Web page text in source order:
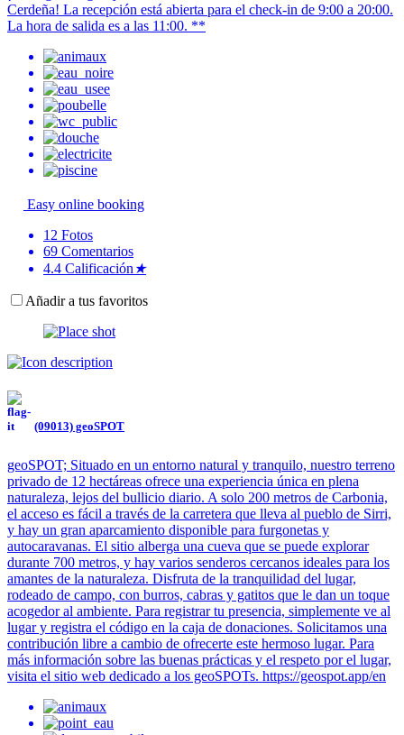
Cerdeña! La recepción está abierta para el check-in de 9:00 a 20:00.
La hora de salida es a las 11:00. **
Easy online booking
12 Fotos
69 Comentarios
4.4 Calificación ★
Añadir a tus favoritos
(09013) geoSPOT
geoSPOT; Situado en un entorno natural y tranquilo, nuestro terreno
privado de 12 hectáreas ofrece una experiencia única en plena
naturaleza, lejos del bullicio diario. A solo 200 metros de Carbonia,
el acceso es fácil a través de la carretera que lleva al pueblo de Sirri,
y hay un gran aparcamiento disponible para furgonetas y
autocaravanas. El sitio alberga una cueva que se puede explorar
durante 700 metros, y hay varios senderos cercanos ideales para los
amantes de la naturaleza. Disfruta de la tranquilidad del lugar,
rodeado de campo, con burros, cabras y gatitos que le dan un toque
acogedor al ambiente. Para registrar tu presencia, simplemente ve al
lugar y registra el código en la caja de donaciones. Solicitamos una
contribución libre a cambio de ofrecerte este hermoso lugar. Para
más información sobre las buenas prácticas y el respeto por el lugar,
visita el sitio web dedicado a los geoSPOTs. https://geospot.app/en